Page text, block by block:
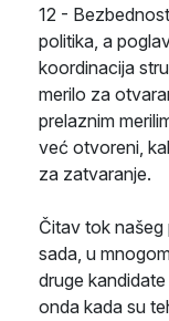
12 -
politika, a
koordinacija
merilo za
prelaznim
već otvoreni,
za zatvaranje.
Čitav tok
sada, u
druge
onda kada su